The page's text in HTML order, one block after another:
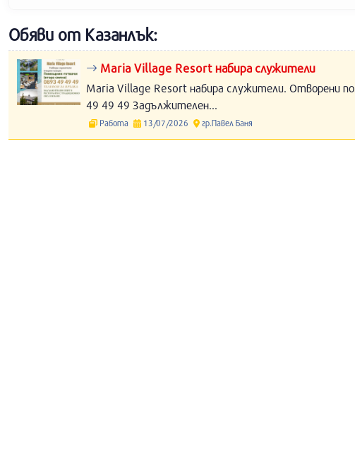
Обяви от Казанлък:
Maria Village Resort набира служители
Maria Village Resort набира служители. Отворени
49 49 49 Задължителен...
Работа 13/07/2026 гр.Павел Баня